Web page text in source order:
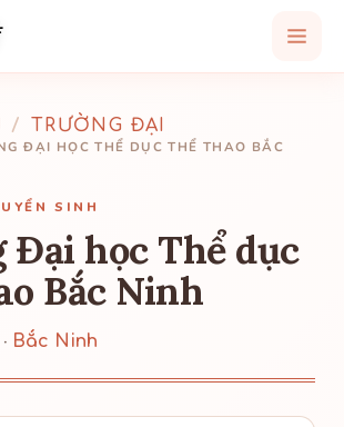
/
TRƯỜNG ĐẠI
ĐẠI HỌC THỂ DỤC THỂ THAO BẮC
SINH
Đại học Thể dục
Bắc Ninh
Bắc Ninh